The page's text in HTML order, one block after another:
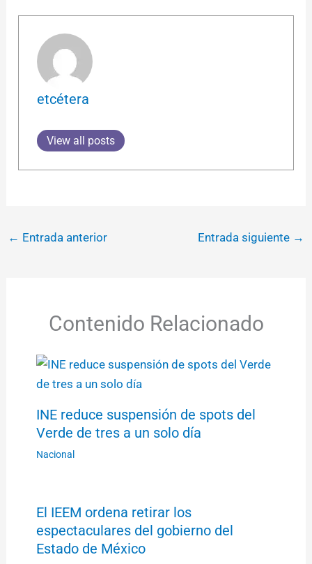
etcétera
View all posts
← Entrada anterior Entrada siguiente →
Contenido Relacionado
INE reduce suspensión de spots del
Verde de tres a un solo día
Nacional
El IEEM ordena retirar los
espectaculares del gobierno del
Estado de México